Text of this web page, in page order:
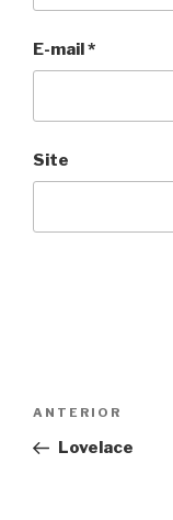
E-mail*
Site
Post
Anterior
ANTERIOR
Lovelace